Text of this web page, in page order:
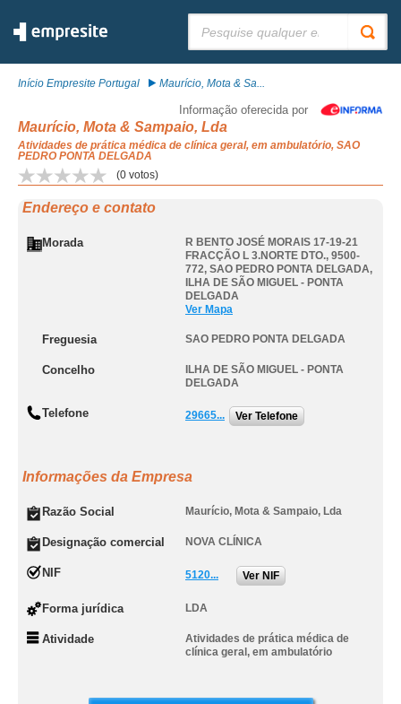
Início Empresite Portugal Maurício, Mota & Sa...
Informação oferecida por
Maurício, Mota & Sampaio, Lda
Atividades de prática médica de clínica geral, em ambulatório, SAO
PEDRO PONTA DELGADA
(0 votos)
Endereço e contato
Morada
R BENTO JOSÉ MORAIS 17-19-21
FRACÇÃO L 3.NORTE DTO., 9500-
772, SAO PEDRO PONTA DELGADA,
ILHA DE SÃO MIGUEL - PONTA
DELGADA
Ver Mapa
Freguesia SAO PEDRO PONTA DELGADA
Concelho
ILHA DE SÃO MIGUEL - PONTA
DELGADA
Telefone 29665... Ver Telefone
Informações da Empresa
Razão Social Maurício, Mota & Sampaio, Lda
Designação comercial NOVA CLÍNICA
NIF 5120... Ver NIF
Forma jurídica LDA
Atividade
Atividades de prática médica de
clínica geral, em ambulatório